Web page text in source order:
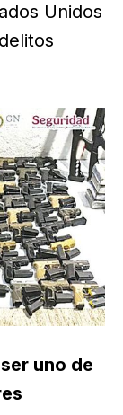
Unidos
uno de